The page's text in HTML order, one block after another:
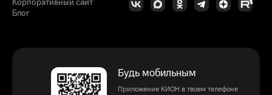
Корпоративный сайт
Блог
Будь мобильным
Приложение КИОН в твоем телефоне